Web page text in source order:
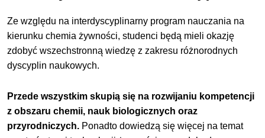
Ze względu na interdyscyplinarny program nauczania na
kierunku chemia żywności, studenci będą mieli okazję
zdobyć wszechstronną wiedzę z zakresu różnorodnych
dyscyplin naukowych.
Przede wszystkim skupią się na rozwijaniu kompetencji
z obszaru chemii, nauk biologicznych oraz
przyrodniczych. Ponadto dowiedzą się więcej na temat